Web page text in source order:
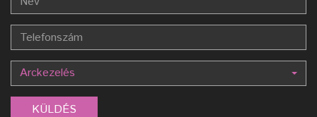
Arckezelés